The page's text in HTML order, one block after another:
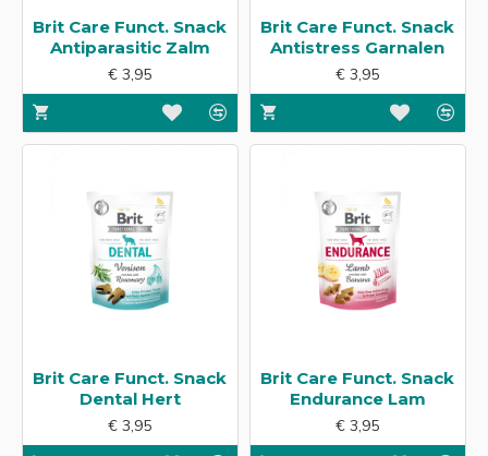
Brit Care Funct. Snack
Antiparasitic Zalm
€ 3,95
Brit Care Funct. Snack
Antistress Garnalen
€ 3,95
Brit Care Funct. Snack
Dental Hert
€ 3,95
Brit Care Funct. Snack
Endurance Lam
€ 3,95